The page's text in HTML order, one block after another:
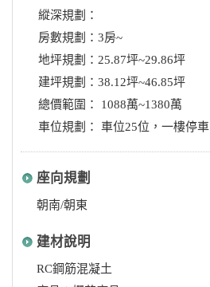
縱深規劃：
房數規劃：3房~
地坪規劃：25.87坪~29.86坪
建坪規劃：38.12坪~46.85坪
總價範圍： 1088萬~1380萬
車位規劃： 車位25位，一樓停車
座向規劃
朝南/朝東
建材說明
RC鋼筋混凝土